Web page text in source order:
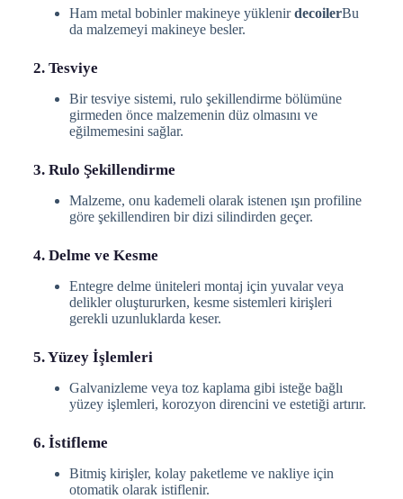
Ham metal bobinler makineye yüklenirdecoilerBu
da malzemeyi makineye besler.
2. Tesviye
Bir tesviye sistemi, rulo şekillendirme bölümüne
girmeden önce malzemenin düz olmasını ve
eğilmemesini sağlar.
3. Rulo Şekillendirme
Malzeme, onu kademeli olarak istenen ışın profiline
göre şekillendiren bir dizi silindirden geçer.
4. Delme ve Kesme
Entegre delme üniteleri montaj için yuvalar veya
delikler oluştururken, kesme sistemleri kirişleri
gerekli uzunluklarda keser.
5. Yüzey İşlemleri
Galvanizleme veya toz kaplama gibi isteğe bağlı
yüzey işlemleri, korozyon direncini ve estetiği artırır.
6. İstifleme
Bitmiş kirişler, kolay paketleme ve nakliye için
otomatik olarak istiflenir.